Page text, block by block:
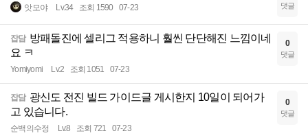
앗모야 Lv.34 조회 1590 07-23 댓글
잡담 방패돌진에 셀리그 적용하니 훨씬 단단해진 느낌이네
요 ㅋ
Yomiyomi Lv.2 조회 1051 07-23
0
댓글
잡담 광신도 전진 빌드 가이드글 게시한지 10일이 되어가
고 있습니다.
순백의수정 Lv.8 조회 721 07-23
0
댓글